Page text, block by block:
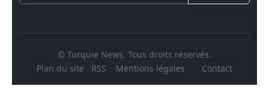
© Turquie News. Tous droits réservés.
Plan du site
RSS Mentions légales Contact